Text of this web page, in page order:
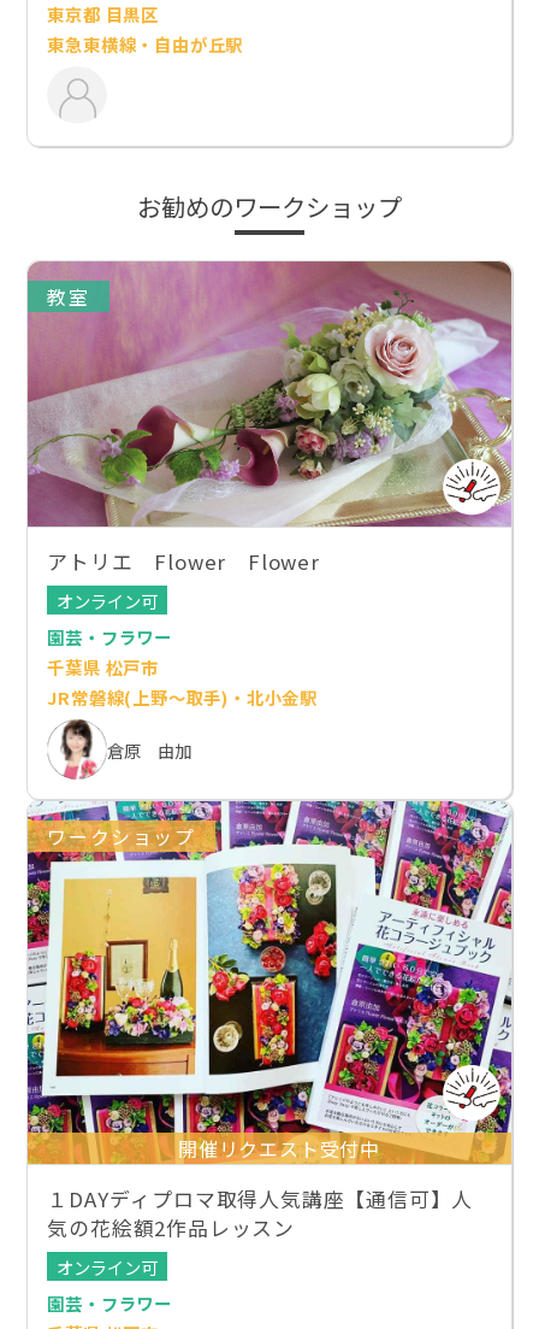
東京都 目黒区
東急東横線・自由が丘駅
お勧めのワークショップ
教室
アトリエ Flower Flower
オンライン可
園芸・フラワー
千葉県 松戸市
JR常磐線(上野～取手)・北小金駅
倉原 由加
ワークショップ
開催リクエスト受付中
１DAYディプロマ取得人気講座【通信可】人
気の花絵額2作品レッスン
オンライン可
園芸・フラワー